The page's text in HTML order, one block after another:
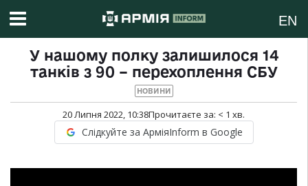
EN
У нашому полку залишилося 14
танків з 90 – перехоплення СБУ
НОВИНИ
20 Липня 2022, 10:38Прочитаєте за: < 1 хв.
Слідкуйте за АрміяInform в Google